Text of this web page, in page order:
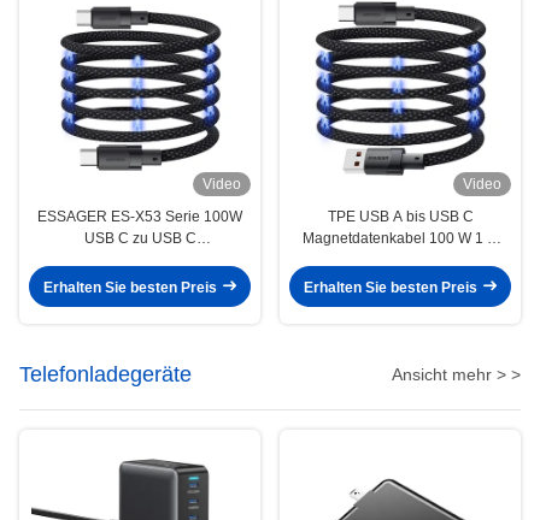
Video
ESSAGER ES-X53 Serie 100W
USB C zu USB C
Erhalten Sie besten Preis
Video
TPE USB A bis USB C
Magnetdatenkabel 100 W 1 m
Erhalten Sie besten Preis
Telefonladegeräte Ansicht mehr > >